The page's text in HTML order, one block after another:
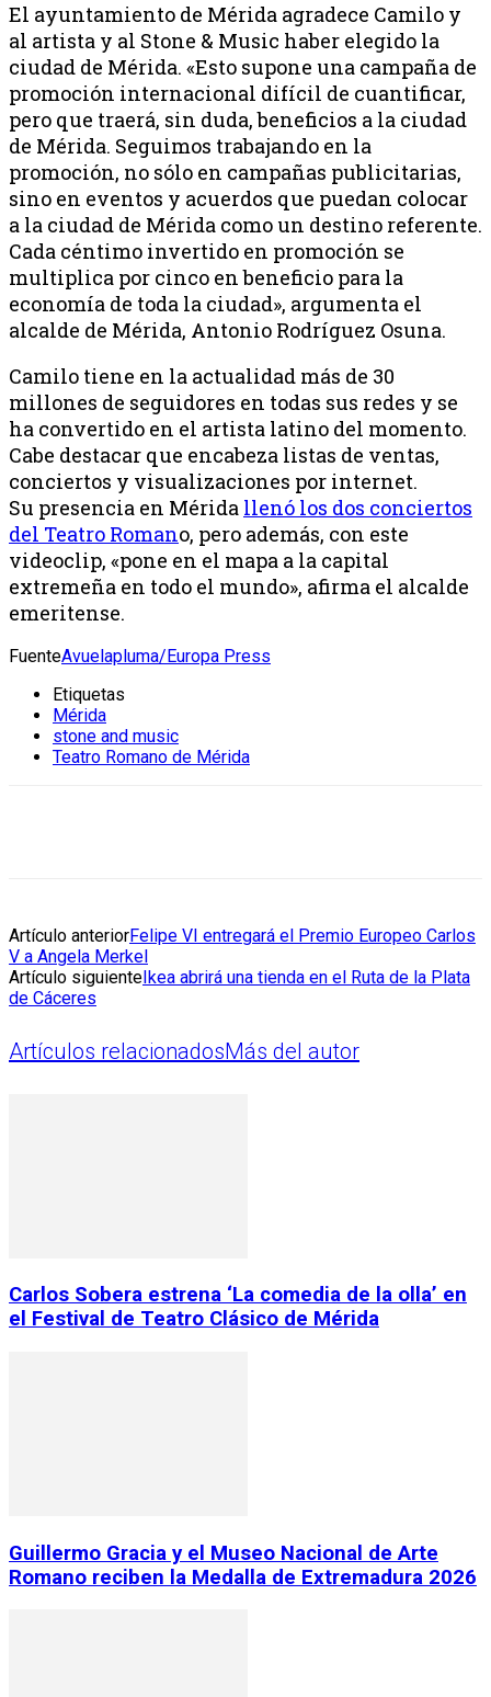
El ayuntamiento de Mérida agradece Camilo y
al artista y al Stone & Music haber elegido la
ciudad de Mérida. «Esto supone una campaña de
promoción internacional difícil de cuantificar,
pero que traerá, sin duda, beneficios a la ciudad
de Mérida. Seguimos trabajando en la
promoción, no sólo en campañas publicitarias,
sino en eventos y acuerdos que puedan colocar
a la ciudad de Mérida como un destino referente.
Cada céntimo invertido en promoción se
multiplica por cinco en beneficio para la
economía de toda la ciudad», argumenta el
alcalde de Mérida, Antonio Rodríguez Osuna.
Camilo tiene en la actualidad más de 30
millones de seguidores en todas sus redes y se
ha convertido en el artista latino del momento.
Cabe destacar que encabeza listas de ventas,
conciertos y visualizaciones por internet.
Su presencia en Mérida llenó los dos conciertos
del Teatro Romano, pero además, con este
videoclip, «pone en el mapa a la capital
extremeña en todo el mundo», afirma el alcalde
emeritense.
FuenteAvuelapluma/Europa Press
Etiquetas
Mérida
stone and music
Teatro Romano de Mérida
Artículo anteriorFelipe VI entregará el Premio Europeo Carlos
V a Angela Merkel
Artículo siguiente Ikea abrirá una tienda en el Ruta de la Plata
de Cáceres
Artículos relacionadosMás del autor
Carlos Sobera estrena ‘La comedia de la olla’ en
el Festival de Teatro Clásico de Mérida
Guillermo Gracia y el Museo Nacional de Arte
Romano reciben la Medalla de Extremadura 2026